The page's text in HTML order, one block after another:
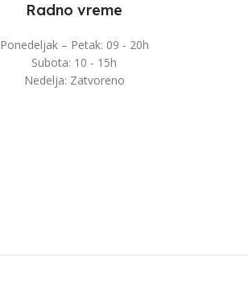
Radno vreme
Ponedeljak – Petak: 09 - 20h
Subota: 10 - 15h
Nedelja: Zatvoreno